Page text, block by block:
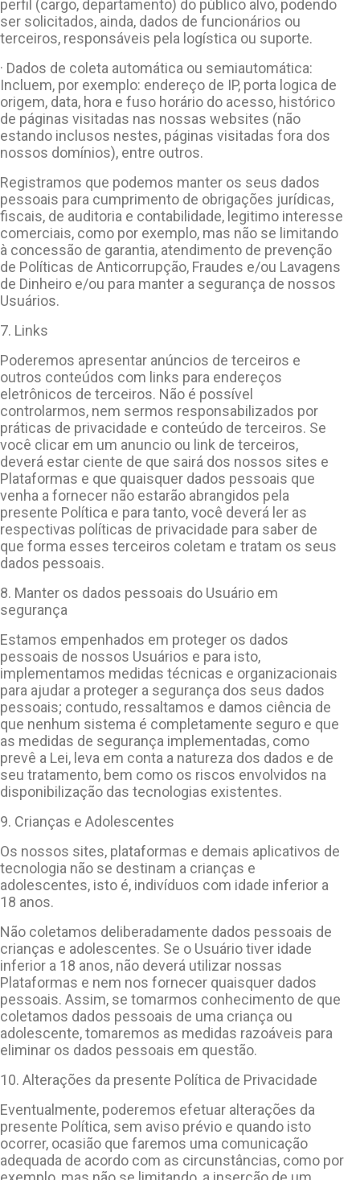
perfil (cargo, departamento) do público alvo, podendo
ser solicitados, ainda, dados de funcionários ou
terceiros, responsáveis pela logística ou suporte.
· Dados de coleta automática ou semiautomática:
Incluem, por exemplo: endereço de IP, porta logica de
origem, data, hora e fuso horário do acesso, histórico
de páginas visitadas nas nossas websites (não
estando inclusos nestes, páginas visitadas fora dos
nossos domínios), entre outros.
Registramos que podemos manter os seus dados
pessoais para cumprimento de obrigações jurídicas,
fiscais, de auditoria e contabilidade, legitimo interesse
comerciais, como por exemplo, mas não se limitando
à concessão de garantia, atendimento de prevenção
de Políticas de Anticorrupção, Fraudes e/ou Lavagens
de Dinheiro e/ou para manter a segurança de nossos
Usuários.
7. Links
Poderemos apresentar anúncios de terceiros e
outros conteúdos com links para endereços
eletrônicos de terceiros. Não é possível
controlarmos, nem sermos responsabilizados por
práticas de privacidade e conteúdo de terceiros. Se
você clicar em um anuncio ou link de terceiros,
deverá estar ciente de que sairá dos nossos sites e
Plataformas e que quaisquer dados pessoais que
venha a fornecer não estarão abrangidos pela
presente Política e para tanto, você deverá ler as
respectivas políticas de privacidade para saber de
que forma esses terceiros coletam e tratam os seus
dados pessoais.
8. Manter os dados pessoais do Usuário em
segurança
Estamos empenhados em proteger os dados
pessoais de nossos Usuários e para isto,
implementamos medidas técnicas e organizacionais
para ajudar a proteger a segurança dos seus dados
pessoais; contudo, ressaltamos e damos ciência de
que nenhum sistema é completamente seguro e que
as medidas de segurança implementadas, como
prevê a Lei, leva em conta a natureza dos dados e de
seu tratamento, bem como os riscos envolvidos na
disponibilização das tecnologias existentes.
9. Crianças e Adolescentes
Os nossos sites, plataformas e demais aplicativos de
tecnologia não se destinam a crianças e
adolescentes, isto é, indivíduos com idade inferior a
18 anos.
Não coletamos deliberadamente dados pessoais de
crianças e adolescentes. Se o Usuário tiver idade
inferior a 18 anos, não deverá utilizar nossas
Plataformas e nem nos fornecer quaisquer dados
pessoais. Assim, se tomarmos conhecimento de que
coletamos dados pessoais de uma criança ou
adolescente, tomaremos as medidas razoáveis para
eliminar os dados pessoais em questão.
10. Alterações da presente Política de Privacidade
Eventualmente, poderemos efetuar alterações da
presente Política, sem aviso prévio e quando isto
ocorrer, ocasião que faremos uma comunicação
adequada de acordo com as circunstâncias, como por